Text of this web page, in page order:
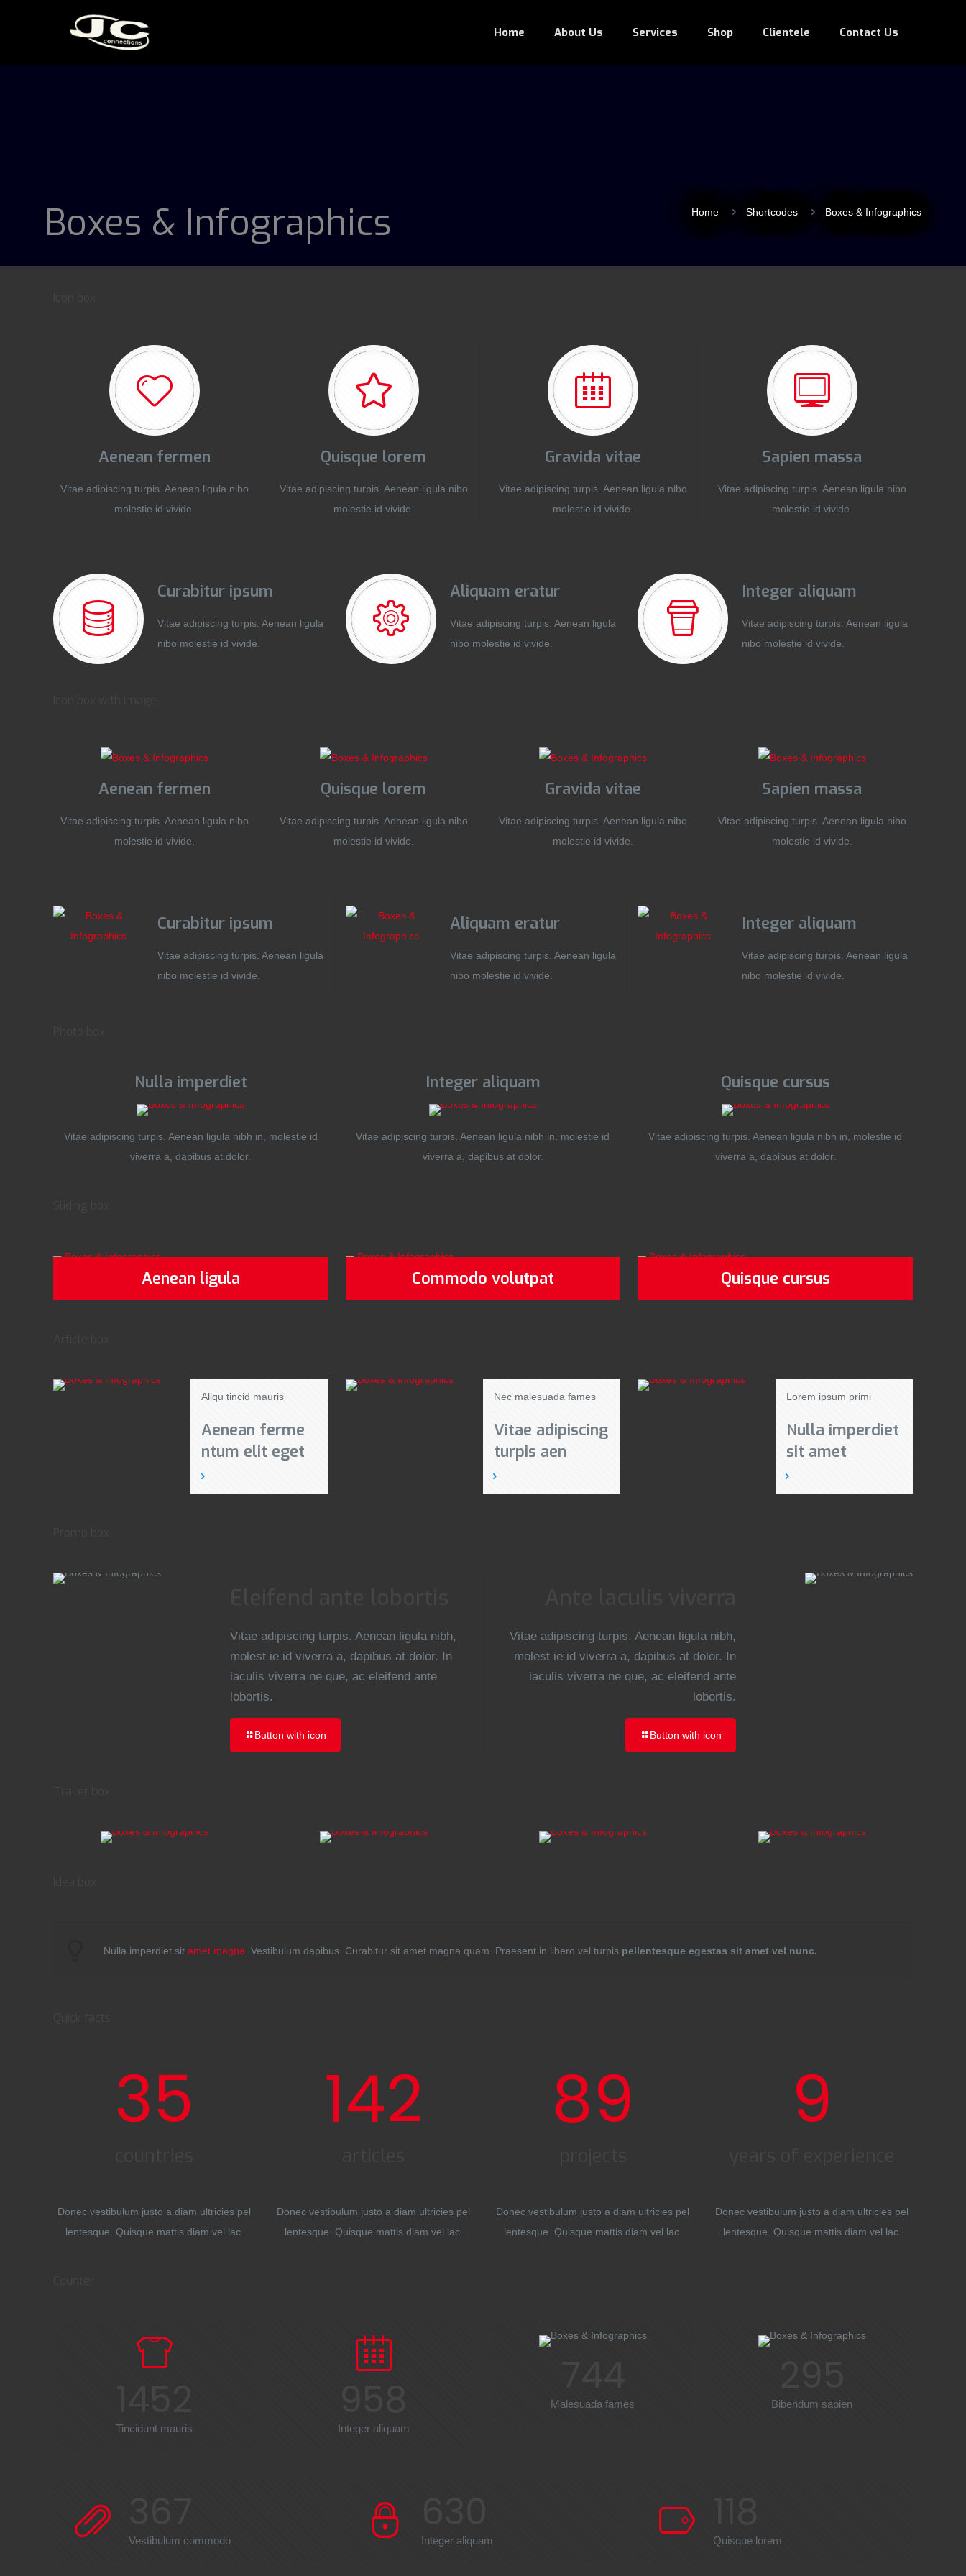
Home About Us Services Shop Clientele Contact Us
Boxes & Infographics Home Shortcodes Boxes & Infographics
Aenean fermen
Vitae adipiscing turpis. Aenean ligula nibo
molestie id vivide.
Quisque lorem
Vitae adipiscing turpis. Aenean ligula nibo
molestie id vivide.
Gravida vitae
Vitae adipiscing turpis. Aenean ligula nibo
molestie id vivide.
Sapien massa
Vitae adipiscing turpis. Aenean ligula nibo
molestie id vivide.
Curabitur ipsum
Vitae adipiscing turpis. Aenean ligula
nibo molestie id vivide.
Aliquam eratur
Vitae adipiscing turpis. Aenean ligula
nibo molestie id vivide.
Integer aliquam
Vitae adipiscing turpis. Aenean ligula
nibo molestie id vivide.
Aenean fermen
Vitae adipiscing turpis. Aenean ligula nibo
molestie id vivide.
Quisque lorem
Vitae adipiscing turpis. Aenean ligula nibo
molestie id vivide.
Gravida vitae
Vitae adipiscing turpis. Aenean ligula nibo
molestie id vivide.
Sapien massa
Vitae adipiscing turpis. Aenean ligula nibo
molestie id vivide.
Curabitur ipsum
Vitae adipiscing turpis. Aenean ligula
nibo molestie id vivide.
Aliquam eratur
Vitae adipiscing turpis. Aenean ligula
nibo molestie id vivide.
Integer aliquam
Vitae adipiscing turpis. Aenean ligula
nibo molestie id vivide.
Nulla imperdiet
Vitae adipiscing turpis. Aenean ligula nibh in, molestie id
viverra a, dapibus at dolor.
Integer aliquam
Vitae adipiscing turpis. Aenean ligula nibh in, molestie id
viverra a, dapibus at dolor.
Quisque cursus
Vitae adipiscing turpis. Aenean ligula nibh in, molestie id
viverra a, dapibus at dolor.
Aenean ligula Commodo volutpat Quisque cursus
Aliqu tincid mauris
Aenean ferme
ntum elit eget
Nec malesuada fames
Vitae adipiscing
turpis aen
Lorem ipsum primi
Nulla imperdiet
sit amet
Vitae adipiscing turpis. Aenean ligula nibh,
molest ie id viverra a, dapibus at dolor. In
iaculis viverra ne que, ac eleifend ante
lobortis.
Button with icon
Vitae adipiscing turpis. Aenean ligula nibh,
molest ie id viverra a, dapibus at dolor. In
iaculis viverra ne que, ac eleifend ante
lobortis.
Button with icon
VITAE ADIPIS VITAE ADIPIS
Nulla imperdiet sit amet magna . Vestibulum dapibus. Curabitur sit amet magna quam. Praesent in libero vel turpis pellentesque egestas sit amet vel nunc.
35
Donec vestibulum justo a diam ultricies pel
lentesque. Quisque mattis diam vel lac.
142
Donec vestibulum justo a diam ultricies pel
lentesque. Quisque mattis diam vel lac.
89
Donec vestibulum justo a diam ultricies pel
lentesque. Quisque mattis diam vel lac.
9
Donec vestibulum justo a diam ultricies pel
lentesque. Quisque mattis diam vel lac.
Tincidunt mauris
958
Integer aliquam
Malesuada fames
295
Bibendum sapien
367
Vestibulum commodo
630
Integer aliquam Quisque lorem